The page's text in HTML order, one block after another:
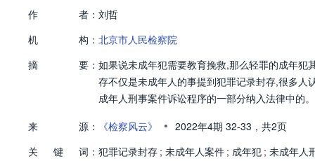
作 者： 刘哲
机
构： 北京市人民检察院
摘
要： 如果说未成年犯需要教育挽救,那么轻罪的成年
存不仅是未成年人的事提到犯罪记录封存,很多
成年人刑事案件诉讼程序的一部分纳入法律中的。
来
源： 《检察风云》 • 2022年4期 32-33， 共2页
关
键 词： 犯罪记录封存 ; 未成年人案件 ; 成年犯 ; 未成年人